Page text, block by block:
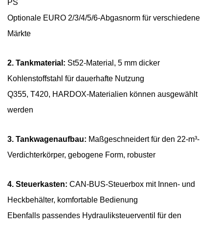
PS
Optionale EURO 2/3/4/5/6-Abgasnorm für verschiedene
Märkte
2. Tankmaterial: St52-Material, 5 mm dicker
Kohlenstoffstahl für dauerhafte Nutzung
Q355, T420, HARDOX-Materialien können ausgewählt
werden
3. Tankwagenaufbau: Maßgeschneidert für den 22-m³-
Verdichterkörper, gebogene Form, robuster
4. Steuerkasten: CAN-BUS-Steuerbox mit Innen- und
Heckbehälter, komfortable Bedienung
Ebenfalls passendes Hydrauliksteuerventil für den